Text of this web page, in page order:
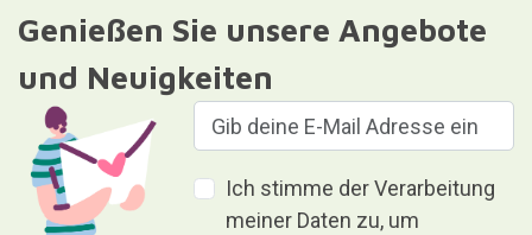
Genießen Sie unsere Angebote
und Neuigkeiten
Ich stimme der Verarbeitung
meiner Daten zu, um